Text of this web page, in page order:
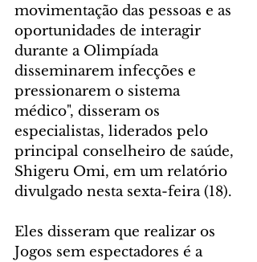
movimentação das pessoas e as
oportunidades de interagir
durante a Olimpíada
disseminarem infecções e
pressionarem o sistema
médico", disseram os
especialistas, liderados pelo
principal conselheiro de saúde,
Shigeru Omi, em um relatório
divulgado nesta sexta-feira (18).
Eles disseram que realizar os
Jogos sem espectadores é a